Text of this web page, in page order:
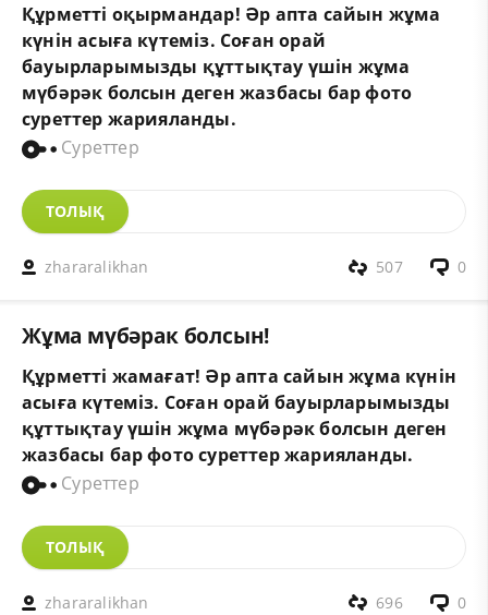
Құрметті оқырмандар! Әр апта сайын жұма
күнін асыға күтеміз. Соған орай
бауырларымызды құттықтау үшін жұма
мүбәрәк болсын деген жазбасы бар фото
суреттер жарияланды.
Суреттер
ТОЛЫҚ
zhararalikhan 0
507
Жұма мүбәрак болсын!
Құрметті жамағат! Әр апта сайын жұма күнін
асыға күтеміз. Соған орай бауырларымызды
құттықтау үшін жұма мүбәрәк болсын деген
жазбасы бар фото суреттер жарияланды.
Суреттер
ТОЛЫҚ
zhararalikhan 0
696